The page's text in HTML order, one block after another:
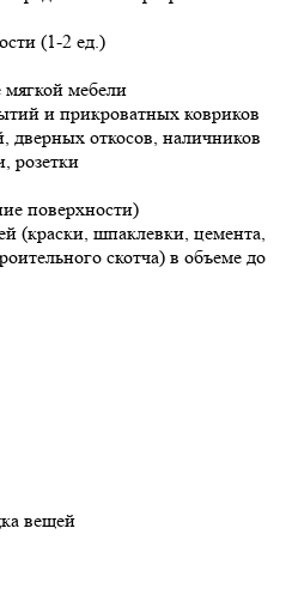
(1-2 ед.)
мебели
и прикроватных ковриков
откосов, наличников
розетки
поверхности)
(краски, шпаклевки, цемента,
скотча) в объеме до
вещей